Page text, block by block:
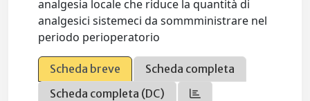
analgesia locale che riduce la quantità di
analgesici sistemeci da sommministrare nel
periodo perioperatorio
Scheda breve
Scheda completa
Scheda completa (DC)